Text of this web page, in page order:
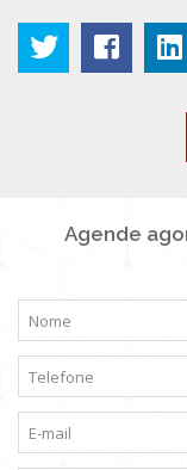
Agende